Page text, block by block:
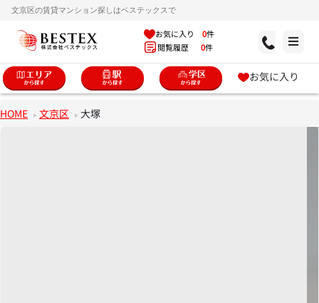
文京区の賃貸マンション探しはベステックスで
お気に入り 0件
閲覧履歴 0件
お気に入り
HOME 文京区 大塚